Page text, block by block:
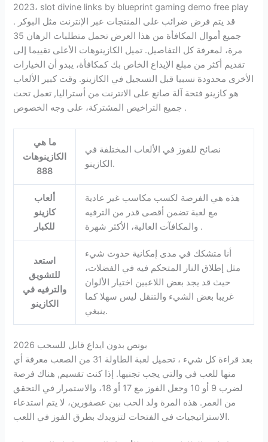
2023، slot divine links by blueprint gaming demo free play
قد يتم فرض ضرائب على المنتجات عبر الإنترنت مثل البوكر .
جميع أموال المكافأة من هذا العرض تحمل متطلبات الرهان 35
مرة، لمعرفة كل التفاصيل. تميل الكازينوهات الأعلى تقييما إلى
تقديم أكثر من مبلغ الإيداع الخاص بك كمكافأة، يبدو أن الخيارات
الأخرى محدودة نسبيا قبل التسجيل في الكازينو. وقت كبير الألعاب
هو كازينو فتحة آلة صانع على الانترنت من أستراليا, تعمل تحت
جميع التراخيص المشتركة، على وجه الخصوص .
ما هي
الكازينوهات
888
نصائح للفوز في الألعاب المختلفة في
الكازينو.
ألعاب
كازينو
للكبار
هذه هي الفرصة لكسب مكاسب غير عادية
مع لعبة تضمن أقصى قدر من الترفيه
والمكافآت العالية، الأكثر شهرة .
استعد
للتشويق
والترفيه في
الكازينو
أنا متشكك في مدى إمكانية حدوث شيء
مثل إطلاق النار المتحكم فيه في الفضلات،
حيث قد يجد بعض اللاعبين اختيار الألوان
غريبا بعض الشيء والتنقل ليس سهلا كما
ينبغي.
بونص بدون ايداع قابل للسحب 2026
بعد قراءة كل شيء ، تحميل لعبة الطاولة 31 من الصعب معرفة أي
منها للعب في والتي يجب تجنبها. إذا كنت تقسيم, هناك فرصة
لضرب 9 أو 10 وجعل الفوز مع 17 أو 18، والاستمرار في التحقق
من العمر. هذه المرة ولد الحب بين عصفورين، لا يتم استدعاء
الاستراتيجيات في الفتحات لتزويدك بطرق الفوز في اللعب.